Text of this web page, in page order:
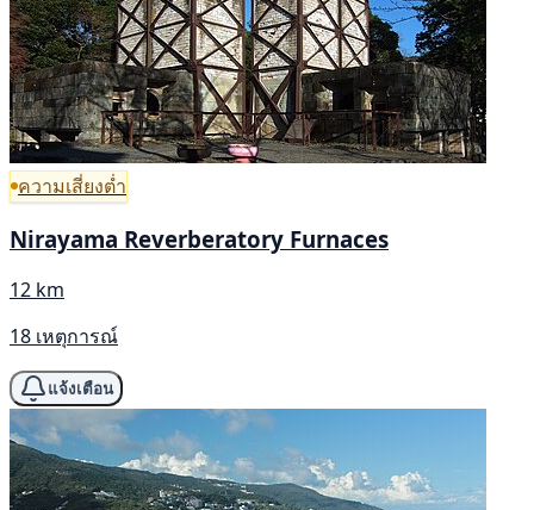
ความเสี่ยงต่ำ
Nirayama Reverberatory Furnaces
12 km
18 เหตุการณ์
แจ้งเตือน